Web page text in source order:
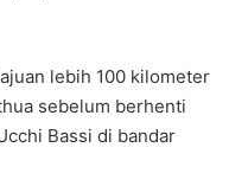
lebih 100 kilometer
sebelum berhenti
Bassi di bandar